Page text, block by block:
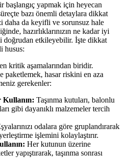
başlangıç yapmak için heyecan
bazı önemli detaylara dikkat
daha da keyifli ve sorunsuz hale
hazırlıklarınızın ne kadar iyi
doğrudan etkileyebilir. İşte dikkat
husus:
kritik aşamalarından biridir.
paketlemek, hasar riskini en aza
gerekenler:
Kullanın: Taşınma kutuları, balonlu
gibi dayanıklı malzemeler tercih
odalara göre gruplandırarak
işlemini kolaylaştırır.
Her kutunun üzerine
yapıştırarak, taşınma sonrası